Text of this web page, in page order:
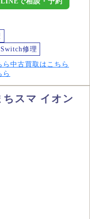
修理
ら 中古買取はこちら
ら
スマ イオン